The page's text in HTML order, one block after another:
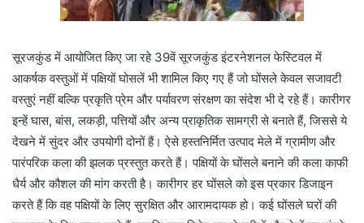
सूरजकुंड में आयोजित किए जा रहे 39वें सूरजकुंड इंटरनेशनल फेस्टिवल में
आकर्षक वस्तुओं में पक्षियों घोसलें भी शामिल किए गए हैं जो घोंसले केवल सजावटी
वस्तुएं नहीं बल्कि प्रकृति प्रेम और पर्यावरण संरक्षण का संदेश भी दे रहे हैं। कारीगर
इन्हें घास, बांस, लकड़ी, पत्तियों और अन्य प्राकृतिक सामग्री से बनाते हैं, जिससे ये
देखने में सुंदर और उपयोगी दोनों हैं। ऐसे हस्तनिर्मित उत्पाद मेले में ग्रामीण और
पारंपरिक कला की झलक प्रस्तुत करते हैं। पक्षियों के घोंसले बनाने की कला काफी
धैर्य और कौशल की मांग करती है। कारीगर हर घोंसले को इस प्रकार डिजाइन
करते हैं कि वह पक्षियों के लिए सुरक्षित और आरामदायक हो। कई घोंसले घरों की